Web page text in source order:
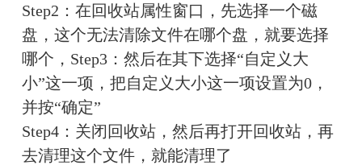
Step2：在回收站属性窗口，先选择一个磁
盘，这个无法清除文件在哪个盘，就要选择
哪个，Step3：然后在其下选择“自定义大
小”这一项，把自定义大小这一项设置为0，
并按“确定”
Step4：关闭回收站，然后再打开回收站，再
去清理这个文件，就能清理了